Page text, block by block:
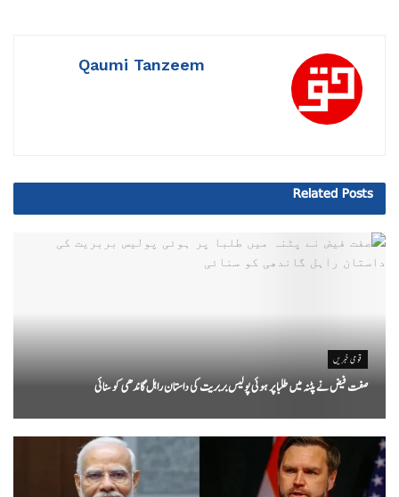
Qaumi Tanzeem
Related Posts
قومی خبریں
صفت فیض نے پٹنہ میں طلبا پر ہوئی پولیس بربریت کی داستان راہل گاندھی کو سنائی